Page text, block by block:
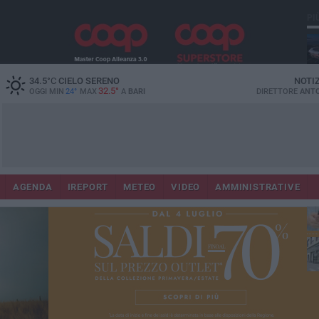
34.5°CCIELO SERENO
OGGI MIN 24° MAX 32.5° A BARI DIRETTORE
AGENDA IREPORT METEO VIDEO AMMINISTRATIVE